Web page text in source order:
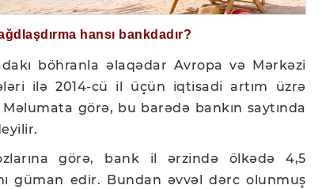
hansı bankdadır?
böhranla əlaqədar Avropa və Mərkəzi
ilə 2014-cü il üçün iqtisadi artım üzrə
görə, bu barədə bankın saytında
görə, bank il ərzində ölkədə 4,5
güman edir. Bundan əvvəl dərc olunmuş